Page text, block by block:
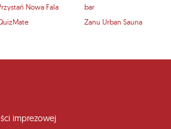
Nowa Fala
bar
Zanu Urban Sauna
imprezowej